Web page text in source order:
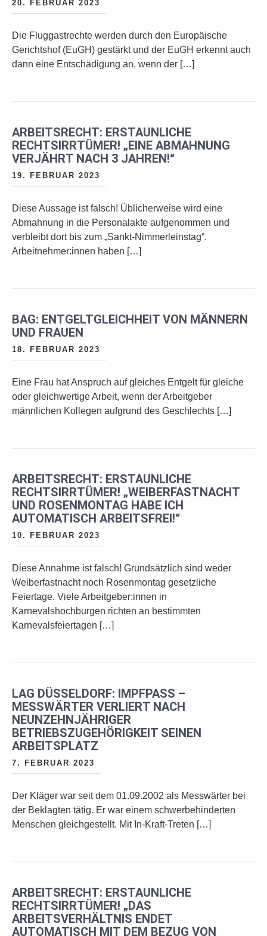
20. FEBRUAR 2023
Die Fluggastrechte werden durch den Europäische
Gerichtshof (EuGH) gestärkt und der EuGH erkennt auch
dann eine Entschädigung an, wenn der […]
ARBEITSRECHT: ERSTAUNLICHE
RECHTSIRRTÜMER! „EINE ABMAHNUNG
VERJÄHRT NACH 3 JAHREN!“
19. FEBRUAR 2023
Diese Aussage ist falsch! Üblicherweise wird eine
Abmahnung in die Personalakte aufgenommen und
verbleibt dort bis zum „Sankt-Nimmerleinstag“.
Arbeitnehmer:innen haben […]
BAG: ENTGELTGLEICHHEIT VON MÄNNERN
UND FRAUEN
18. FEBRUAR 2023
Eine Frau hat Anspruch auf gleiches Entgelt für gleiche
oder gleichwertige Arbeit, wenn der Arbeitgeber
männlichen Kollegen aufgrund des Geschlechts […]
ARBEITSRECHT: ERSTAUNLICHE
RECHTSIRRTÜMER! „WEIBERFASTNACHT
UND ROSENMONTAG HABE ICH
AUTOMATISCH ARBEITSFREI!“
10. FEBRUAR 2023
Diese Annahme ist falsch! Grundsätzlich sind weder
Weiberfastnacht noch Rosenmontag gesetzliche
Feiertage. Viele Arbeitgeber:innen in
Karnevalshochburgen richten an bestimmten
Karnevalsfeiertagen […]
LAG DÜSSELDORF: IMPFPASS –
MESSWÄRTER VERLIERT NACH
NEUNZEHNJÄHRIGER
BETRIEBSZUGEHÖRIGKEIT SEINEN
ARBEITSPLATZ
7. FEBRUAR 2023
Der Kläger war seit dem 01.09.2002 als Messwärter bei
der Beklagten tätig. Er war einem schwerbehinderten
Menschen gleichgestellt. Mit In-Kraft-Treten […]
ARBEITSRECHT: ERSTAUNLICHE
RECHTSIRRTÜMER! „DAS
ARBEITSVERHÄLTNIS ENDET
AUTOMATISCH MIT DEM BEZUG VON